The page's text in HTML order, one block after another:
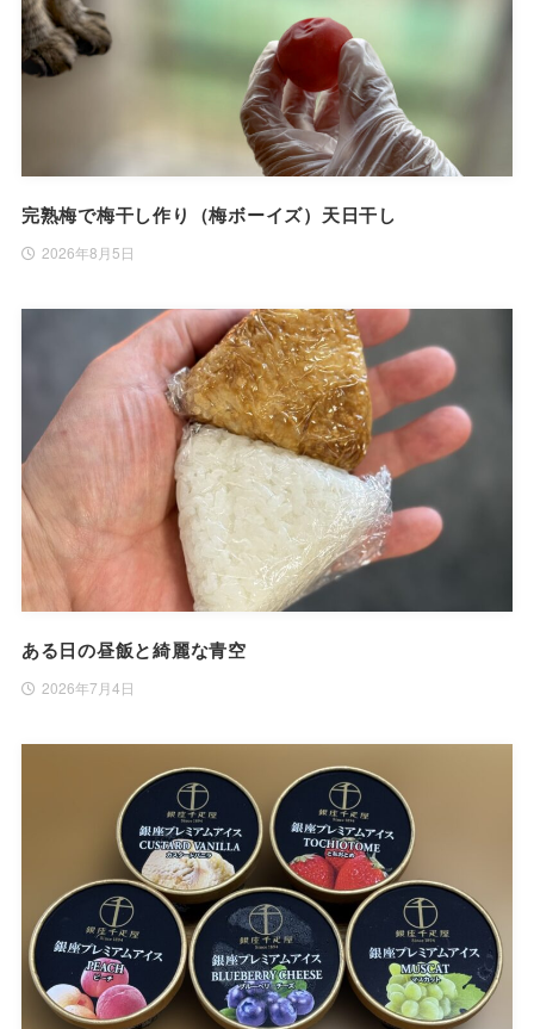
完熟梅で梅干し作り（梅ボーイズ）天日干し
2026年8月5日
ある日の昼飯と綺麗な青空
2026年7月4日